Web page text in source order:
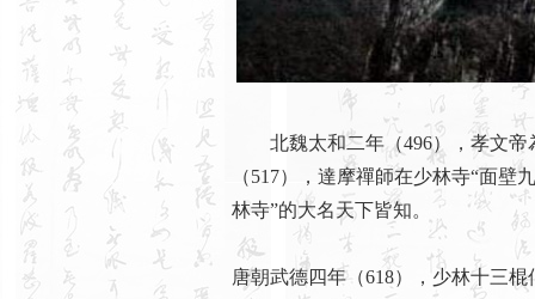
北魏太和二年（496），孝文帝
（517），達摩禪師在少林寺“面壁
林寺”的大名天下皆知。
唐朝武德四年（618），少林十三